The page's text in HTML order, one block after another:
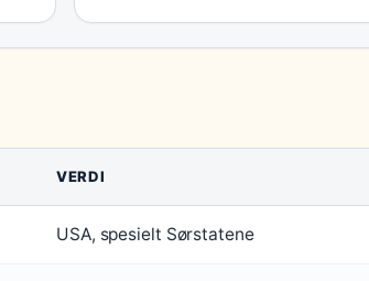
VERDI
USA, spesielt Sørstatene